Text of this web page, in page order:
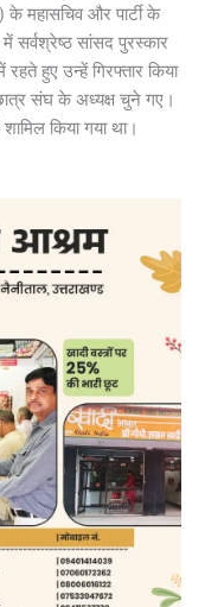
के महासचिव और पार्टी के
सर्वश्रेष्ठ सांसद पुरस्कार
हुए उन्हें गिरफ्तार किया
संघ के अध्यक्ष चुने गए।
किया गया था।